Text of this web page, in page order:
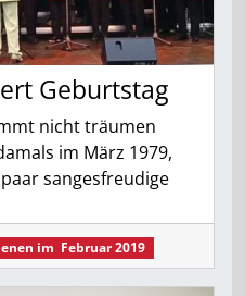
Geburtstag
nicht träumen
im März 1979,
sangesfreudige
im Februar 2019